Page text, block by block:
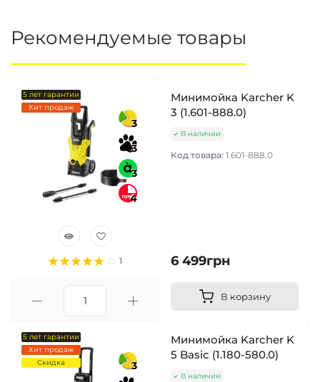
Рекомендуемые товары
5 лет гарантии
Хит продаж
3
3
3
4
1
Минимойка Karcher K
3 (1.601-888.0)
В наличии
Код товара: 1.601-888.0
6 499грн
В корзину
5 лет гарантии
Хит продаж
Скидка
3
Минимойка Karcher K
5 Basic (1.180-580.0)
В наличии